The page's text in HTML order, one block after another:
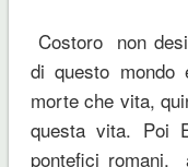
Costoro non
di questo mondo
morte che vita,
questa vita. Poi
pontefici romani,